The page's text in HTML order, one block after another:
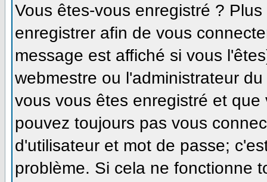
Vous êtes-vous enregistré ?
enregistrer afin de vous
message est affiché si vous
webmestre ou l'administrateur
vous vous êtes enregistré et
pouvez toujours pas vous
d'utilisateur et mot de passe;
problème. Si cela ne fonctionne